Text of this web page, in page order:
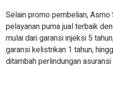
Selain promo pembelian,
pelayanan purna jual terbaik
mulai dari garansi injeksi 5
garansi kelistrikan 1 tahun,
ditambah perlindungan